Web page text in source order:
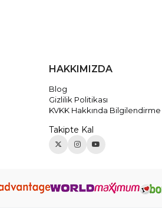
HAKKIMIZDA
Blog
Gizlilik Politikası
KVKK Hakkında Bilgilendirme
Takipte Kal